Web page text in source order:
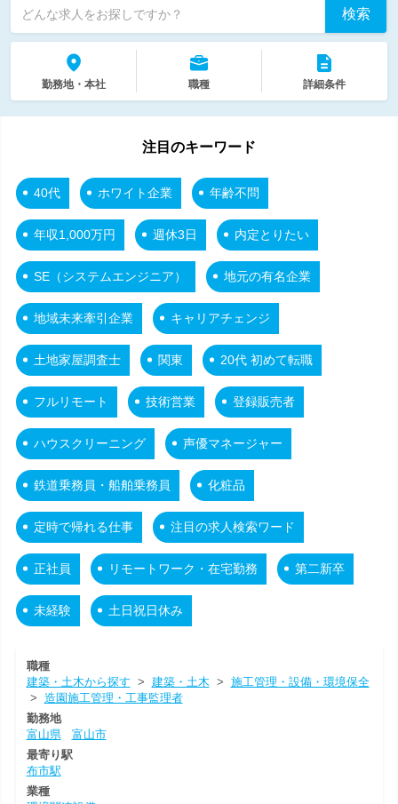
どんな求人をお探しですか？ 検索
勤務地・本社 職種 詳細条件
注目のキーワード
40代 ホワイト企業 年齢不問
年収1,000万円 週休3日 内定とりたい
SE（システムエンジニア） 地元の有名企業
地域未来牽引企業 キャリアチェンジ
土地家屋調査士 関東 20代 初めて転職
フルリモート 技術営業 登録販売者
ハウスクリーニング 声優マネージャー
鉄道乗務員・船舶乗務員 化粧品
定時で帰れる仕事 注目の求人検索ワード
正社員 リモートワーク・在宅勤務 第二新卒
未経験 土日祝日休み
職種
建築・土木から探す > 建築・土木 > 施工管理・設備・環境保全
> 造園施工管理・工事監理者
勤務地
富山県
富山市
最寄り駅
布市駅
業種